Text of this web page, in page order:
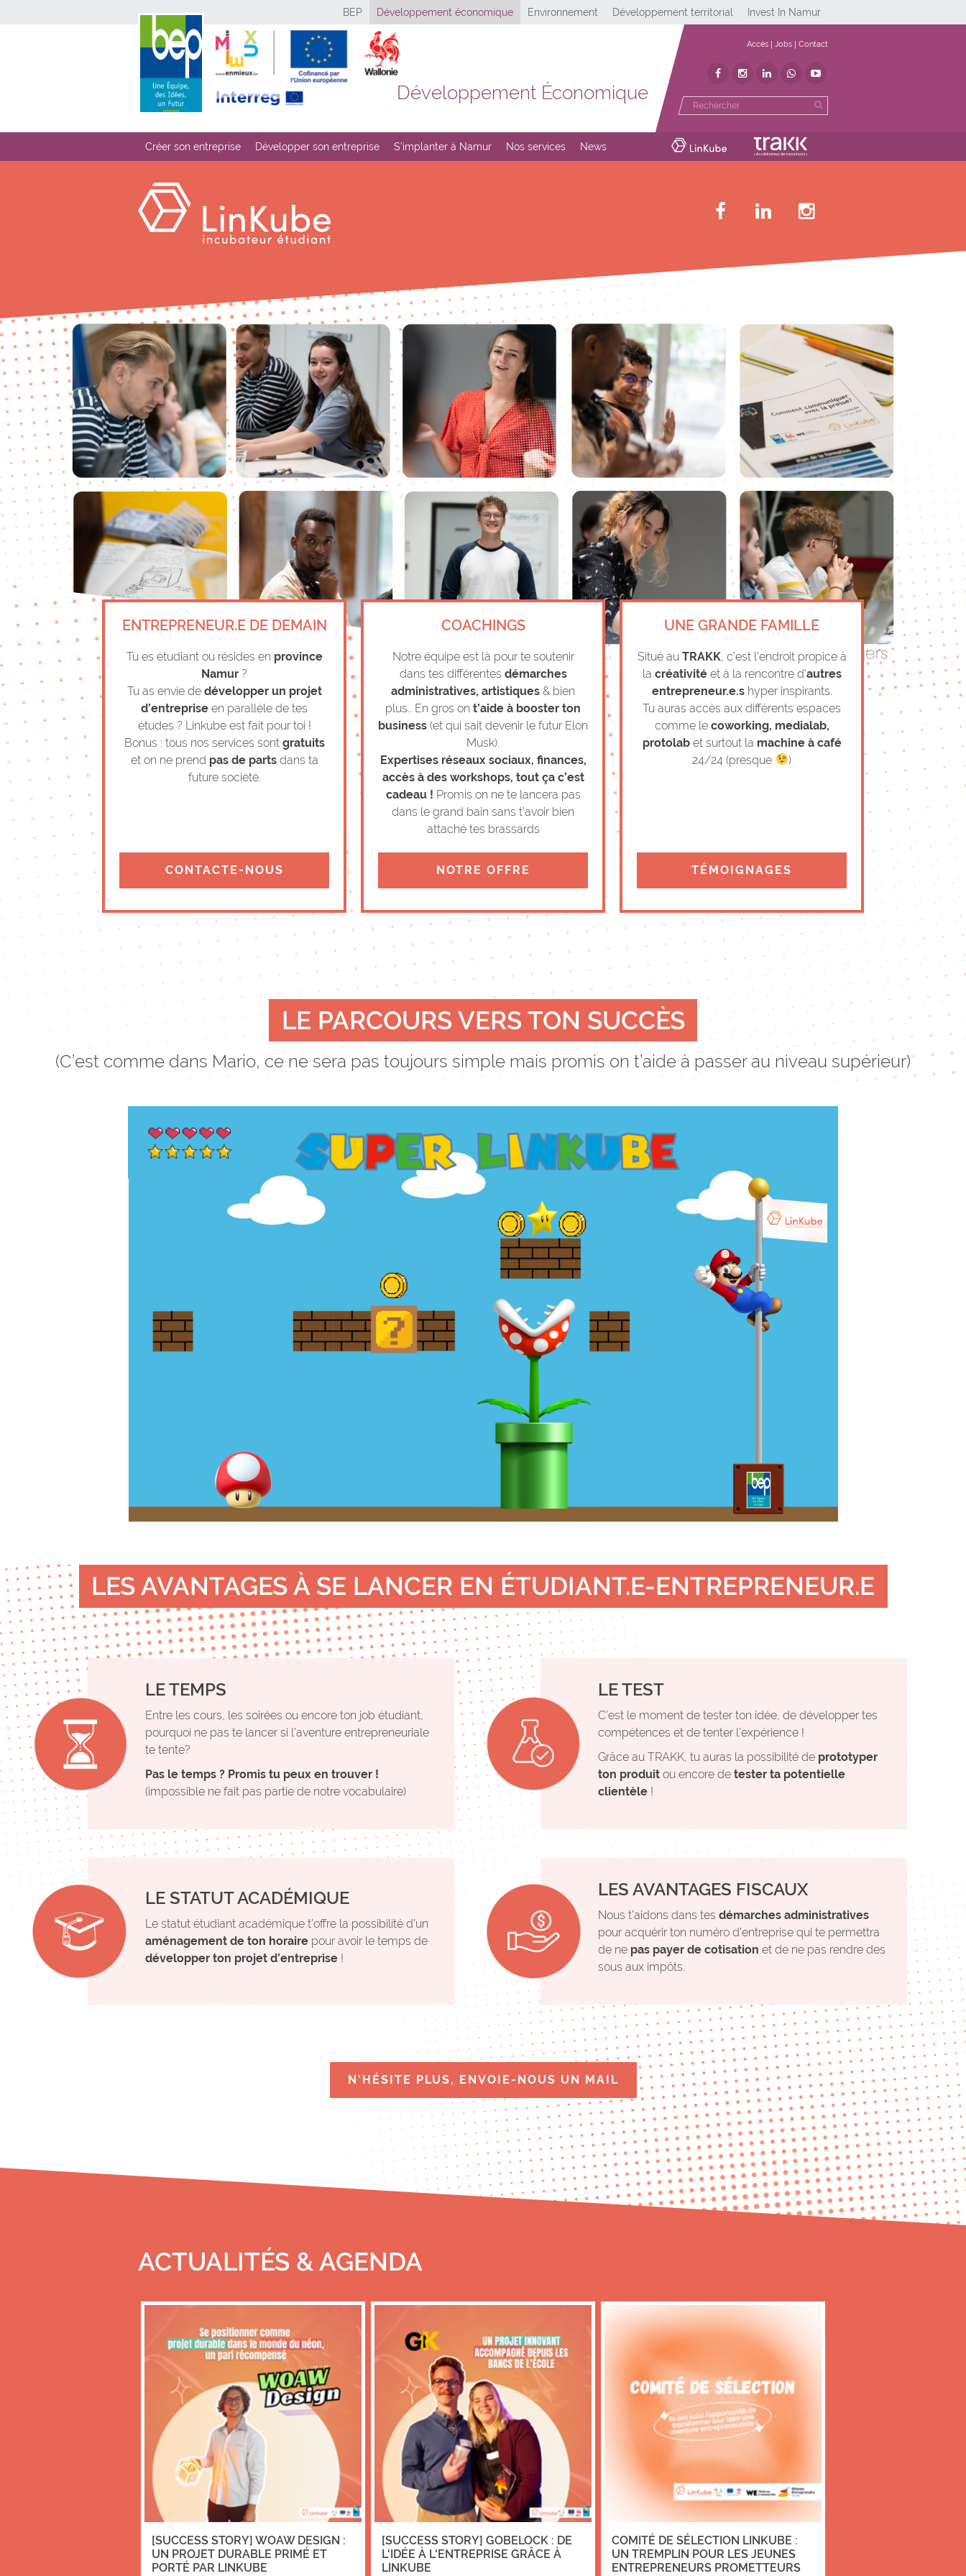
BEP Développement économique Environnement Développement territorial Invest In Namur
Développement Économique
Accès Jobs Contact
Créer son entreprise Développer son entreprise S’implanter à Namur Nos services News
ENTREPRENEUR.E DE DEMAIN
Tu es étudiant ou résides en province
Namur ?
Tu as envie de développer un projet
d’entreprise en parallèle de tes
études ? Linkube est fait pour toi !
Bonus : tous nos services sont gratuits
et on ne prend pas de partsdans ta
future société.
CONTACTE-NOUS
COACHINGS
Notre équipe est là pour te soutenir
dans tes différentes démarches
administratives, artistiques & bien
plus.. En gros on t’aide à booster ton
business (et qui sait devenir le futur Elon
Musk).
Expertises réseaux sociaux, finances,
accès à des workshops, tout ça c’est
cadeau ! Promis on ne te lancera pas
dans le grand bain sans t’avoir bien
attaché tes brassards
NOTRE OFFRE
UNE GRANDE FAMILLE
Situé au TRAKK, c’est l’endroit propice à
la créativitéet à la rencontre d’autres
entrepreneur.e.shyper inspirants.
Tu auras accès aux différents espaces
comme le coworking, medialab,
protolabet surtout la machine à café
24/24 (presque
)
TÉMOIGNAGES
LE PARCOURS VERS TON SUCCÈS
(C’est comme dans Mario, ce ne sera pas toujours simple mais promis on t’aide à passer au niveau supérieur)
LES AVANTAGES À SE LANCER EN ÉTUDIANT.E-ENTREPRENEUR.E
LE TEMPS
Entre les cours, les soirées ou encore ton job étudiant,
pourquoi ne pas te lancer si l’aventure entrepreneuriale
te tente?
Pas le temps ? Promis tu peux en trouver !
(impossible ne fait pas partie de notre vocabulaire)
LE TEST
C’est le moment de tester ton idée, de développer tes
compétences et de tenter l’expérience !
Grâce au TRAKK, tu auras la possibilité de prototyper
ton produit ou encore de tester ta potentielle
clientèle !
LE STATUT ACADÉMIQUE
Le statut étudiant académique t’offre la possibilité d’un
aménagement de ton horaire pour avoir le temps de
développer ton projet d’entreprise !
LES AVANTAGES FISCAUX
Nous t’aidons dans tes démarches administratives
pour acquérir ton numéro d’entreprise qui te permettra
de ne pas payer de cotisation et de ne pas rendre des
sous aux impôts.
N’HÉSITE PLUS, ENVOIE-NOUS UN MAIL
ACTUALITÉS & AGENDA
[SUCCESS STORY] WOAW DESIGN :
UN PROJET DURABLE PRIMÉ ET
PORTÉ PAR LINKUBE
[SUCCESS STORY] GOBELOCK : DE
L'IDÉE À L'ENTREPRISE GRÂCE À
LINKUBE
COMITÉ DE SÉLECTION LINKUBE :
UN TREMPLIN POUR LES JEUNES
ENTREPRENEURS PROMETTEURS